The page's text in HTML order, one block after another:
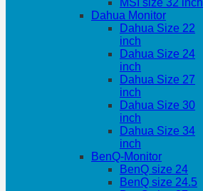
MSI size 32 inch
Dahua Monitor
Dahua Size 22
inch
Dahua Size 24
inch
Dahua Size 27
inch
Dahua Size 30
inch
Dahua Size 34
inch
BenQ-Monitor
BenQ size 24
BenQ size 24.5